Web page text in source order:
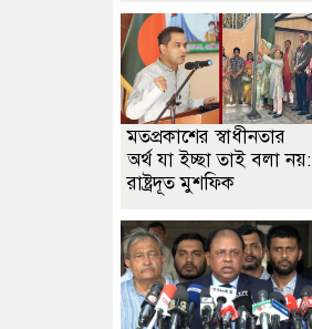
মতপ্রকাশের স্বাধীনতার
অর্থ যা ইচ্ছা তাই বলা নয়:
রাষ্ট্রদূত মুশফিক